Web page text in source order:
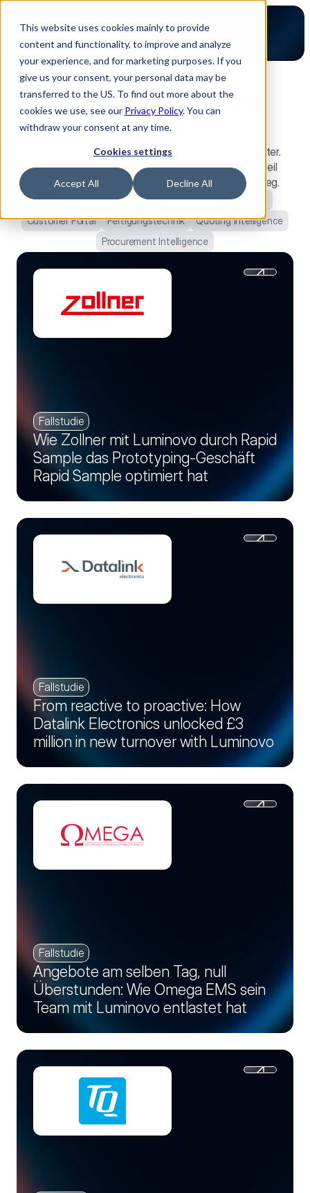
This website uses cookies mainly to provide
content and functionality, to improve and analyze
your experience, and for marketing purposes. If you
give us your consent, your personal data may be
transferred to the US. To find out more about the
cookies we use, see our Privacy Policy. You can
withdraw your consent at any time.
Cookies settings
Accept All Decline All
Erfolgsgeschichten von
Kunden
Machen Sie Ihre Elektronik-Kategorie zum Profitcenter.
Luminovo hilft Ihnen, den wachsenden Elektronikanteil
wertschöpfend zu nutzen - über alle Branchen hinweg.
Alle Lieferantenmanagement (SRM)
Risk (SCRM)
Customer Portal
Fertigungstechnik
Quoting Intelligence
Procurement Intelligence
Fallstudie
Wie Zollner mit Luminovo durch Rapid
Sample das Prototyping-Geschäft
Rapid Sample optimiert hat
Fallstudie
From reactive to proactive: How
Datalink Electronics unlocked £3
million in new turnover with Luminovo
Fallstudie
Angebote am selben Tag, null
Überstunden: Wie Omega EMS sein
Team mit Luminovo entlastet hat